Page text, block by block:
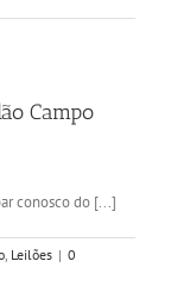
Campo
conosco do [...]
, Leilões | 0